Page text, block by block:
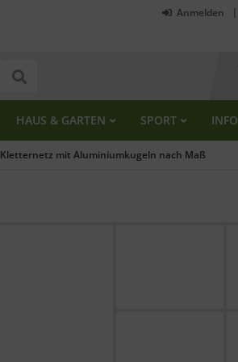
Anmelden
HAUS & GARTEN SPORT INFO
Kletternetz mit Aluminiumkugeln nach Maß